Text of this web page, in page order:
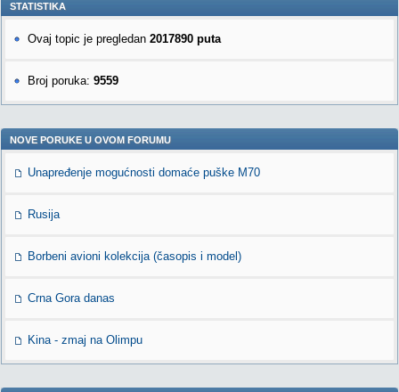
STATISTIKA
Ovaj topic je pregledan 2017890 puta
Broj poruka: 9559
NOVE PORUKE U OVOM FORUMU
Unapređenje mogućnosti domaće puške M70
Rusija
Borbeni avioni kolekcija (časopis i model)
Crna Gora danas
Kina - zmaj na Olimpu